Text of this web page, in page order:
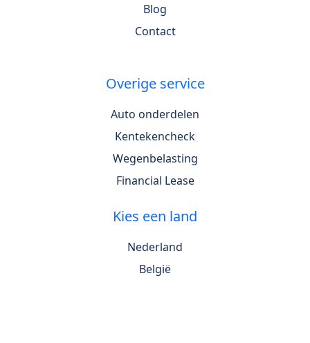
Blog
Contact
Overige service
Auto onderdelen
Kentekencheck
Wegenbelasting
Financial Lease
Kies een land
Nederland
België